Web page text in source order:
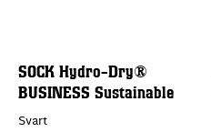
SOCK Hydro-Dry®
BUSINESS Sustainable
Svart